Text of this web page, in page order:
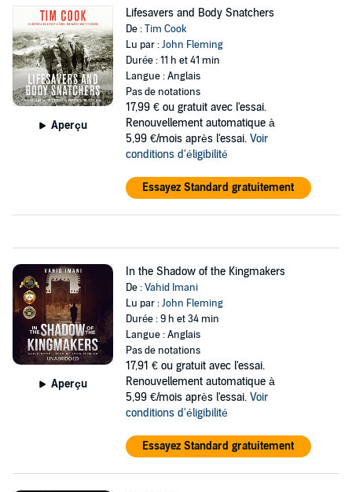
Aperçu
Lifesavers and Body Snatchers
De :Tim Cook
Lu par :John Fleming
Durée : 11 h et 41 min
Langue : Anglais
Pas de notations
17,99 € ou gratuit avec l'essai.
Renouvellement automatique à
5,99 €/mois après l'essai. Voir
conditions d'éligibilité
Essayez Standard gratuitement
Aperçu
In the Shadow of the Kingmakers
De :Vahid Imani
Lu par :John Fleming
Durée : 9 h et 34 min
Langue : Anglais
Pas de notations
17,91 € ou gratuit avec l'essai.
Renouvellement automatique à
5,99 €/mois après l'essai. Voir
conditions d'éligibilité
Essayez Standard gratuitement